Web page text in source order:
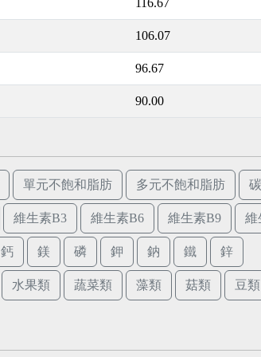
116.67
106.07
96.67
90.00
單元不飽和脂肪 多元不飽和脂肪
維生素B3 維生素B6 維生素B9 維
鈣 鎂 磷 鉀 鈉 鐵 鋅
水果類 蔬菜類 藻類 菇類 豆類